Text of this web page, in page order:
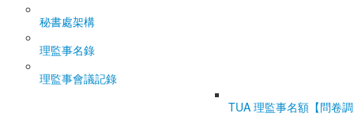
秘書處架構
理監事名錄
理監事會議記錄
TUA 理監事名額【問卷